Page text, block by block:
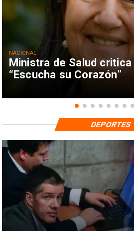
Ministra de Salud
“Escucha su Corazón”
NACIONAL
DEPORTES